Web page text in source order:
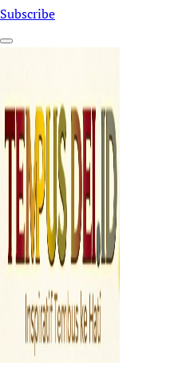
Subscribe